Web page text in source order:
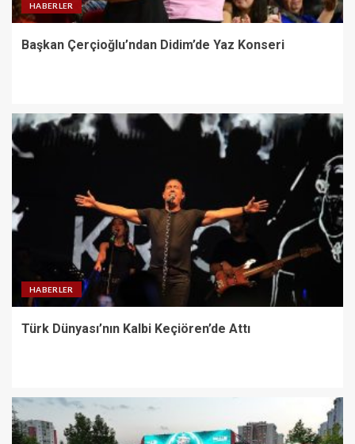
HABERLER
Başkan Çerçioğlu’ndan Didim’de Yaz Konseri
HABERLER
Türk Dünyası’nın Kalbi Keçiören’de Attı